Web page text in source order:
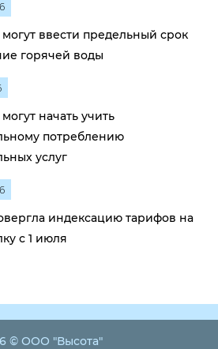
ввести предельный срок
горячей воды
начать учить
потреблению
услуг
индексацию тарифов на
с 1 июля
© ООО "Высота"